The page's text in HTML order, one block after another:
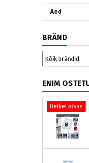
Aed
BRÄND
ENIM
Hetkel otsas